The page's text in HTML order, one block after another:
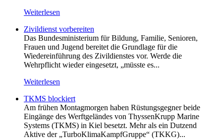
Weiterlesen
Zivildienst vorbereiten
Das Bundesministerium für Bildung, Familie, Senioren,
Frauen und Jugend bereitet die Grundlage für die
Wiedereinführung des Zivildienstes vor. Werde die
Wehrpflicht wieder eingesetzt, „müsste es...
Weiterlesen
TKMS blockiert
Am frühen Montagmorgen haben Rüstungsgegner beide
Eingänge des Werftgeländes von ThyssenKrupp Marine
Systems (TKMS) in Kiel besetzt. Mehr als ein Dutzend
Aktive der „TurboKlimaKampfGruppe“ (TKKG)...